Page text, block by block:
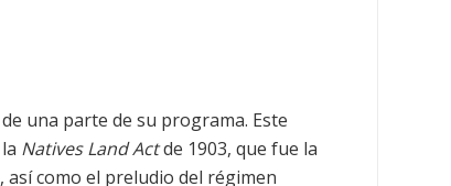
una parte de su programa. Este
Natives Land Actde 1903, que fue la
así como el preludio del régimen